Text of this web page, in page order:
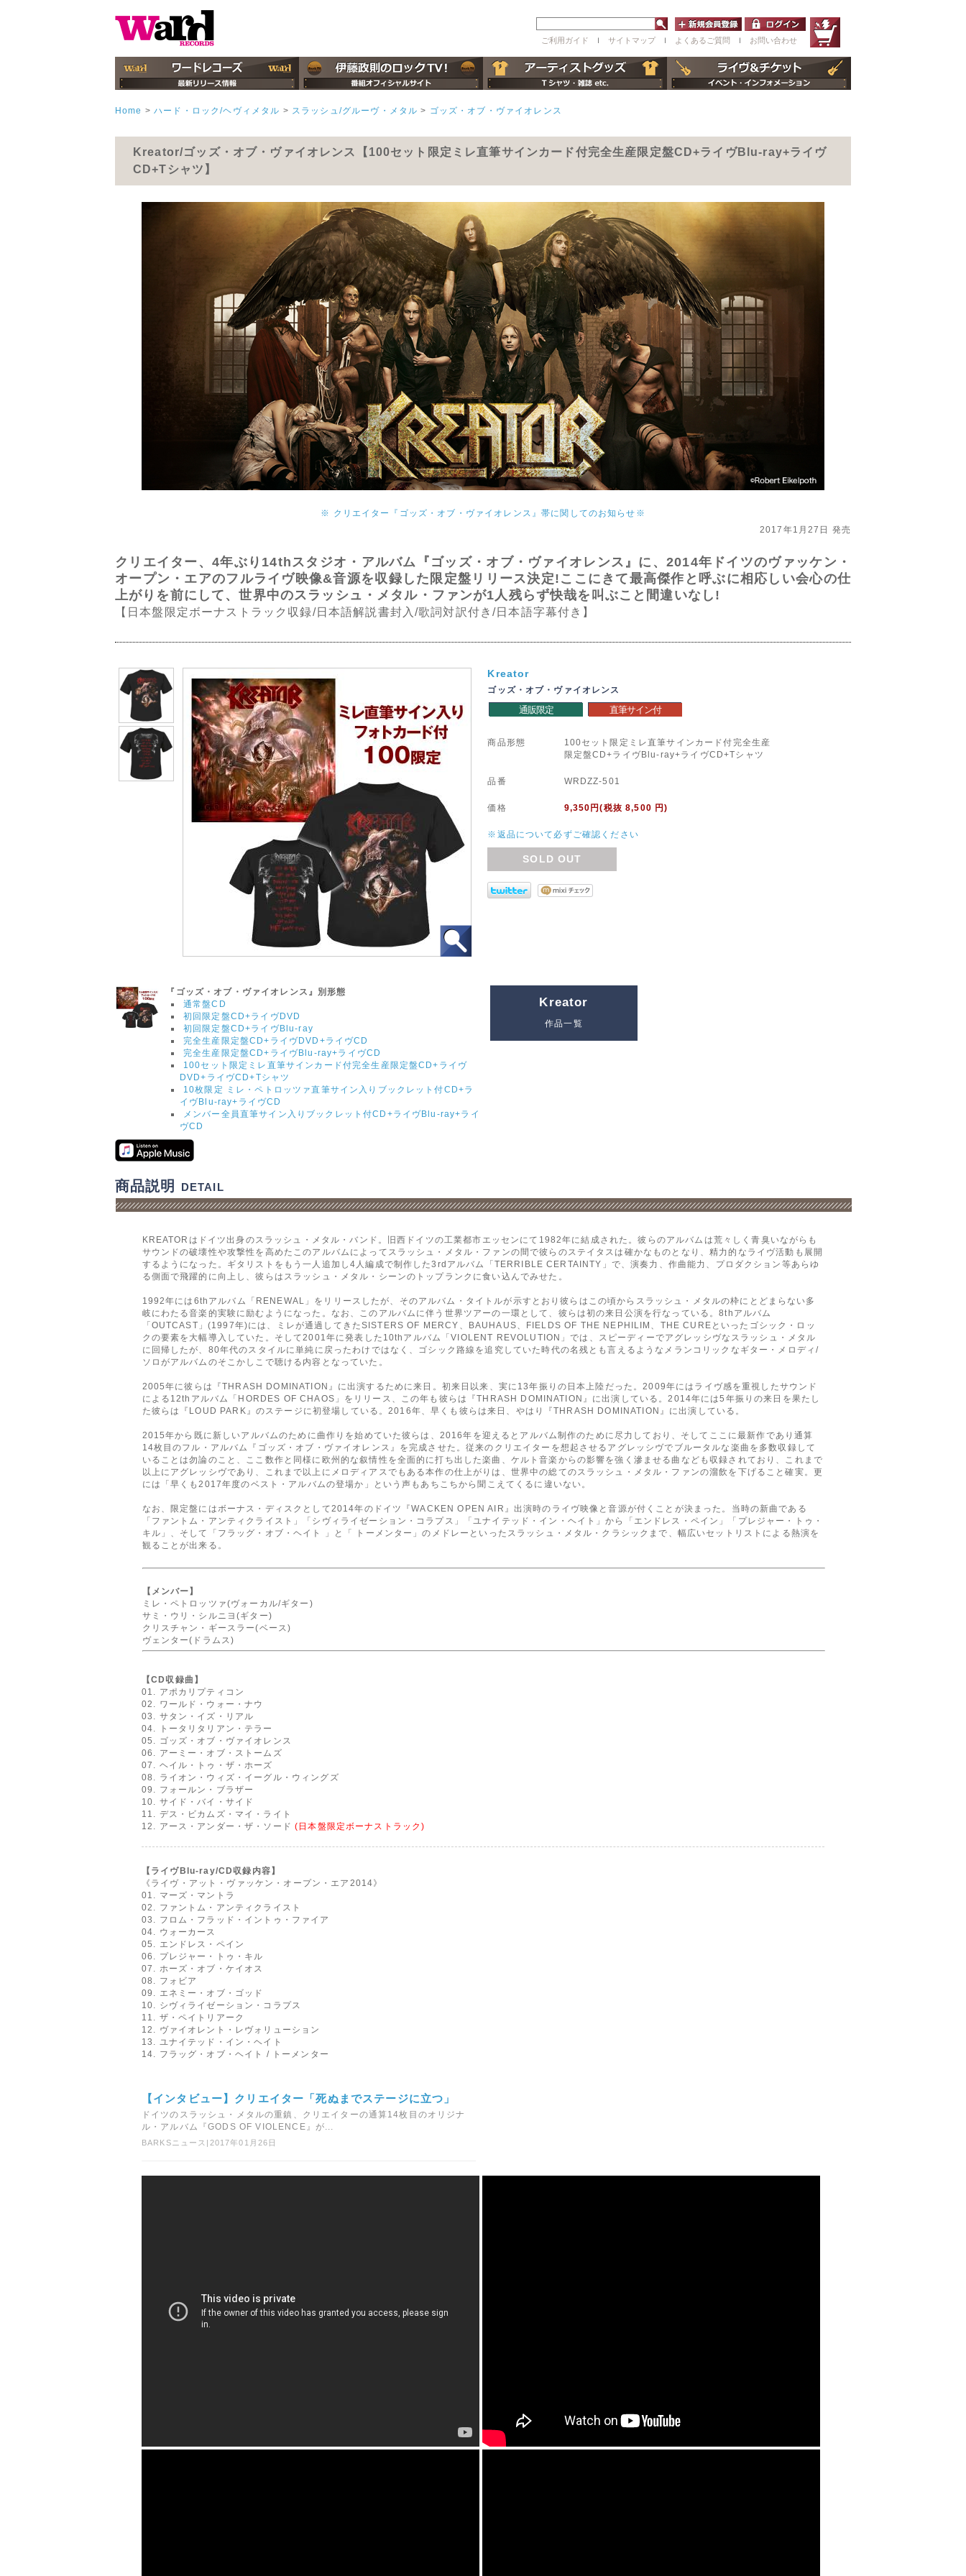
ご利用ガイド ｌ サイトマップ ｌ よくあるご質問 ｌ お問い合わせ
Home > ハード・ロック/ヘヴィメタル > スラッシュ/グルーヴ・メタル > ゴッズ・オブ・ヴァイオレンス
Kreator/ゴッズ・オブ・ヴァイオレンス【100セット限定ミレ直筆サインカード付完全生産限定盤CD+ライヴBlu-ray+ライヴ
CD+Tシャツ】
※ クリエイター『ゴッズ・オブ・ヴァイオレンス』帯に関してのお知らせ※
2017年1月27日 発売
クリエイター、4年ぶり14thスタジオ・アルバム『ゴッズ・オブ・ヴァイオレンス』に、2014年ドイツのヴァッケン・
オープン・エアのフルライヴ映像&音源を収録した限定盤リリース決定!ここにきて最高傑作と呼ぶに相応しい会心の仕
上がりを前にして、世界中のスラッシュ・メタル・ファンが1人残らず快哉を叫ぶこと間違いなし!
【日本盤限定ボーナストラック収録/日本語解説書封入/歌詞対訳付き/日本語字幕付き】
Kreator
ゴッズ・オブ・ヴァイオレンス
通販限定 直筆サイン付
商品形態
100セット限定ミレ直筆サインカード付完全生産
限定盤CD+ライヴBlu-ray+ライヴCD+Tシャツ
品番 WRDZZ-501
価格 9,350円(税抜 8,500 円)
※返品について必ずご確認ください
SOLD OUT
『ゴッズ・オブ・ヴァイオレンス』別形態
通常盤CD
初回限定盤CD+ライヴDVD
初回限定盤CD+ライヴBlu-ray
完全生産限定盤CD+ライヴDVD+ライヴCD
完全生産限定盤CD+ライヴBlu-ray+ライヴCD
100セット限定ミレ直筆サインカード付完全生産限定盤CD+ライヴ
DVD+ライヴCD+Tシャツ
10枚限定 ミレ・ペトロッツァ直筆サイン入りブックレット付CD+ラ
イヴBlu-ray+ライヴCD
メンバー全員直筆サイン入りブックレット付CD+ライヴBlu-ray+ライ
ヴCD
Kreator
作品一覧
商品説明 DETAIL
KREATORはドイツ出身のスラッシュ・メタル・バンド。旧西ドイツの工業都市エッセンにて1982年に結成された。彼らのアルバムは荒々しく青臭いながらも
サウンドの破壊性や攻撃性を高めたこのアルバムによってスラッシュ・メタル・ファンの間で彼らのステイタスは確かなものとなり、精力的なライヴ活動も展開
するようになった。ギタリストをもう一人追加し4人編成で制作した3rdアルバム「TERRIBLE CERTAINTY」で、演奏力、作曲能力、プロダクション等あらゆ
る側面で飛躍的に向上し、彼らはスラッシュ・メタル・シーンのトップランクに食い込んでみせた。
1992年には6thアルバム「RENEWAL」をリリースしたが、そのアルバム・タイトルが示すとおり彼らはこの頃からスラッシュ・メタルの枠にとどまらない多
岐にわたる音楽的実験に励むようになった。なお、このアルバムに伴う世界ツアーの一環として、彼らは初の来日公演を行なっている。8thアルバム
「OUTCAST」(1997年)には、ミレが通過してきたSISTERS OF MERCY、BAUHAUS、FIELDS OF THE NEPHILIM、THE CUREといったゴシック・ロッ
クの要素を大幅導入していた。そして2001年に発表した10thアルバム「VIOLENT REVOLUTION」では、スピーディーでアグレッシヴなスラッシュ・メタル
に回帰したが、80年代のスタイルに単純に戻ったわけではなく、ゴシック路線を追究していた時代の名残とも言えるようなメランコリックなギター・メロディ/
ソロがアルバムのそこかしこで聴ける内容となっていた。
2005年に彼らは『THRASH DOMINATION』に出演するために来日。初来日以来、実に13年振りの日本上陸だった。2009年にはライヴ感を重視したサウンド
による12thアルバム「HORDES OF CHAOS」をリリース、この年も彼らは『THRASH DOMINATION』に出演している。2014年には5年振りの来日を果たし
た彼らは『LOUD PARK』のステージに初登場している。2016年、早くも彼らは来日、やはり『THRASH DOMINATION』に出演している。
2015年から既に新しいアルバムのために曲作りを始めていた彼らは、2016年を迎えるとアルバム制作のために尽力しており、そしてここに最新作であり通算
14枚目のフル・アルバム『ゴッズ・オブ・ヴァイオレンス』を完成させた。従来のクリエイターを想起させるアグレッシヴでブルータルな楽曲を多数収録して
いることは勿論のこと、ここ数作と同様に欧州的な叙情性を全面的に打ち出した楽曲、ケルト音楽からの影響を強く滲ませる曲なども収録されており、これまで
以上にアグレッシヴであり、これまで以上にメロディアスでもある本作の仕上がりは、世界中の総てのスラッシュ・メタル・ファンの溜飲を下げること確実。更
には「早くも2017年度のベスト・アルバムの登場か」という声もあちこちから聞こえてくるに違いない。
なお、限定盤にはボーナス・ディスクとして2014年のドイツ『WACKEN OPEN AIR』出演時のライヴ映像と音源が付くことが決まった。当時の新曲である
「ファントム・アンティクライスト」「シヴィライゼーション・コラプス」「ユナイテッド・イン・ヘイト」から「エンドレス・ペイン」「プレジャー・トゥ・
キル」、そして「フラッグ・オブ・ヘイト 」と「 トーメンター」のメドレーといったスラッシュ・メタル・クラシックまで、幅広いセットリストによる熱演を
観ることが出来る。
【メンバー】
ミレ・ペトロッツァ(ヴォーカル/ギター)
サミ・ウリ・シルニヨ(ギター)
クリスチャン・ギースラー(ベース)
ヴェンター(ドラムス)
【CD収録曲】
01. アポカリプティコン
02. ワールド・ウォー・ナウ
03. サタン・イズ・リアル
04. トータリタリアン・テラー
05. ゴッズ・オブ・ヴァイオレンス
06. アーミー・オブ・ストームズ
07. ヘイル・トゥ・ザ・ホーズ
08. ライオン・ウィズ・イーグル・ウィングズ
09. フォールン・ブラザー
10. サイド・バイ・サイド
11. デス・ビカムズ・マイ・ライト
12. アース・アンダー・ザ・ソード(日本盤限定ボーナストラック)
【ライヴBlu-ray/CD収録内容】
《ライヴ・アット・ヴァッケン・オープン・エア2014》
01. マーズ・マントラ
02. ファントム・アンティクライスト
03. フロム・フラッド・イントゥ・ファイア
04. ウォーカース
05. エンドレス・ペイン
06. プレジャー・トゥ・キル
07. ホーズ・オブ・ケイオス
08. フォビア
09. エネミー・オブ・ゴッド
10. シヴィライゼーション・コラプス
11. ザ・ペイトリアーク
12. ヴァイオレント・レヴォリューション
13. ユナイテッド・イン・ヘイト
14. フラッグ・オブ・ヘイト / トーメンター
【インタビュー】クリエイター「死ぬまでステージに立つ」
ドイツのスラッシュ・メタルの重鎮、クリエイターの通算14枚目のオリジナ
ル・アルバム『GODS OF VIOLENCE』が...
BARKSニュース | 2017年01月26日